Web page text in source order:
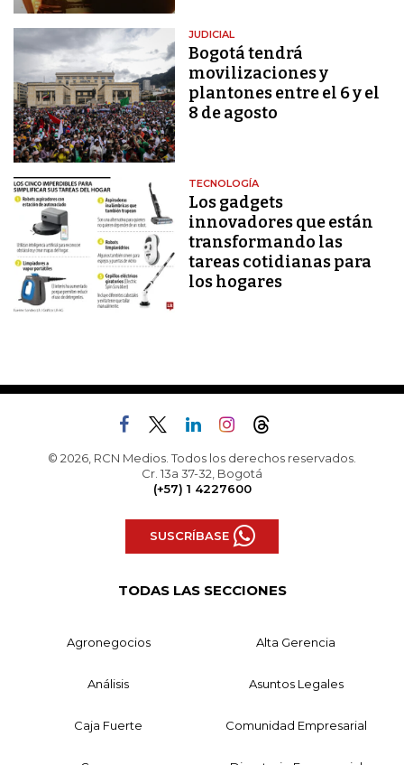
JUDICIAL
Bogotá tendrá
movilizaciones y
plantones entre el 6 y el
8 de agosto
TECNOLOGÍA
Los gadgets
innovadores que están
transformando las
tareas cotidianas para
los hogares
© 2026, RCN Medios. Todos los derechos reservados.
Cr. 13a 37-32, Bogotá
(+57) 1 4227600
SUSCRÍBASE
TODAS LAS SECCIONES
Agronegocios Alta Gerencia
Análisis Asuntos Legales
Caja Fuerte Comunidad Empresarial